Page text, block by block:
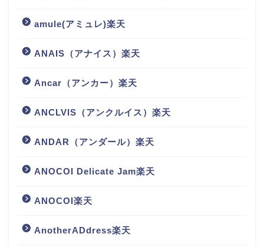
amule(アミュレ)楽天
ANAIS（アナイス）楽天
Ancar（アンカー）楽天
ANCLVIS（アンクルイス）楽天
ANDAR（アンダール）楽天
ANOCOI Delicate Jam楽天
ANOCOI楽天
AnotherADdress楽天